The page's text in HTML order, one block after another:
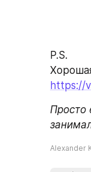
P.S.
https://
Просто
Alexander